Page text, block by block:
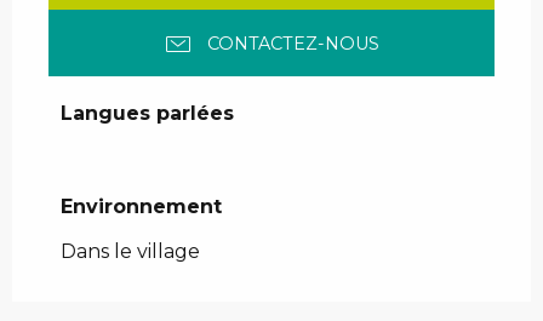
CONTACTEZ-NOUS
Langues parlées
Langues parlées
Environnement
Environnement
Dans le village